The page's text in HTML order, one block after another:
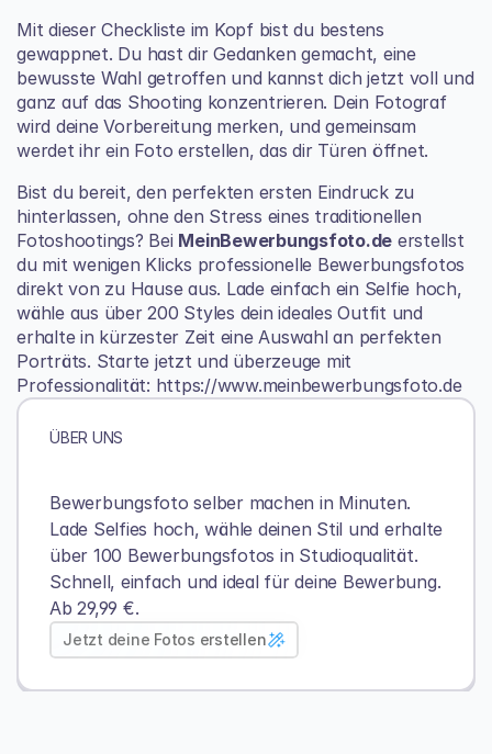
Mit dieser Checkliste im Kopf bist du bestens
gewappnet. Du hast dir Gedanken gemacht, eine
bewusste Wahl getroffen und kannst dich jetzt voll und
ganz auf das Shooting konzentrieren. Dein Fotograf
wird deine Vorbereitung merken, und gemeinsam
werdet ihr ein Foto erstellen, das dir Türen öffnet.
Bist du bereit, den perfekten ersten Eindruck zu
hinterlassen, ohne den Stress eines traditionellen
Fotoshootings? Bei MeinBewerbungsfoto.de erstellst
du mit wenigen Klicks professionelle Bewerbungsfotos
direkt von zu Hause aus. Lade einfach ein Selfie hoch,
wähle aus über 200 Styles dein ideales Outfit und
erhalte in kürzester Zeit eine Auswahl an perfekten
Porträts. Starte jetzt und überzeuge mit
Professionalität: https://www.meinbewerbungsfoto.de
ÜBER UNS
Bewerbungsfoto selber machen in Minuten.
Lade Selfies hoch, wähle deinen Stil und erhalte
über 100 Bewerbungsfotos in Studioqualität.
Schnell, einfach und ideal für deine Bewerbung.
Ab 29,99 €.
Jetzt deine Fotos erstellen